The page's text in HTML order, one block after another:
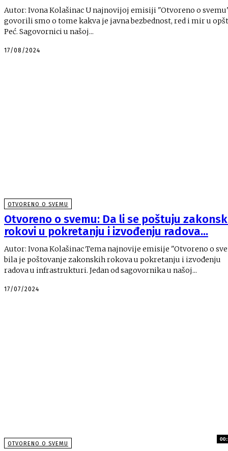
Autor: Ivona Kolašinac U najnovijoj emisiji "Otvoreno o svemu"
govorili smo o tome kakva je javna bezbednost, red i mir u
Peć. Sagovornici u našoj...
17/08/2024
OTVORENO O SVEMU
Otvoreno o svemu: Da li se poštuju
rokovi u pokretanju i izvođenju radova...
Autor: Ivona Kolašinac Tema najnovije emisije "Otvoreno o svemu"
bila je poštovanje zakonskih rokova u pokretanju i izvođenju
radova u infrastrukturi. Jedan od sagovornika u našoj...
17/07/2024
OTVORENO O SVEMU